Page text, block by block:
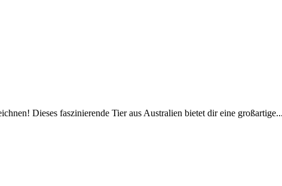
Dieses faszinierende Tier aus Australien bietet dir eine großartige...